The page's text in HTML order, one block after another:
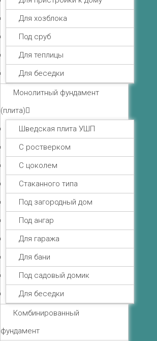
Для хозблока
Под сруб
Для теплицы
Для беседки
Монолитный фундамент
(плита)
Шведская плита УШП
С ростверком
С цоколем
Стаканного типа
Под загородный дом
Под ангар
Для гаража
Для бани
Под садовый домик
Для беседки
Комбинированный
фундамент